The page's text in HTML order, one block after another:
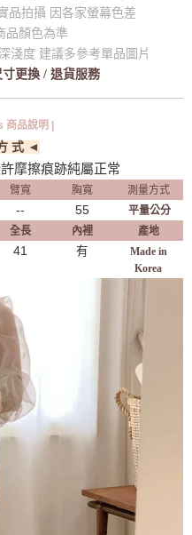
品拍攝 因各家螢幕色差
品顏色為準
淺度 建議多參考單品圖片
更換 / 退貨服務
商品說明 |
式 ◄
摩擦痕跡純屬正常
臂寬 胸寬
測量方式
-- 55
平量公分
全長 內裡 產地
41 有
Made in
Korea